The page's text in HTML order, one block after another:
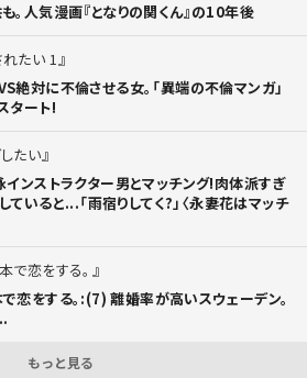
。人気漫画『となりの関くん』の10年後
たい 1
絶対に不倫させる女。「異端の不倫マンガ」
タート!
たい
インストラクター男とマッチング!肉体派すぎ
ていると...「雨宿りしてく?」〈永妻花はマッチ
で恋をする。
恋をする。:(7) 離婚率が高いスウェーデン。
もっと見る